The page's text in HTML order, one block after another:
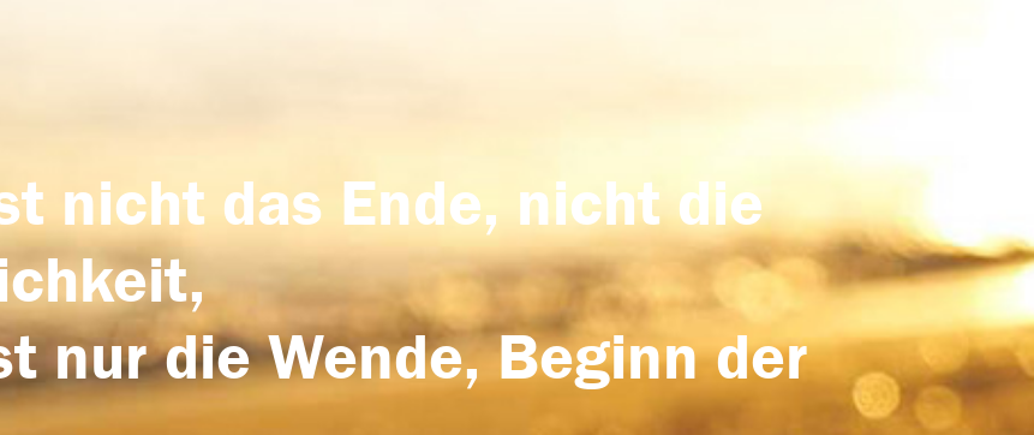
nicht das Ende, nicht die
nur die Wende, Beginn der